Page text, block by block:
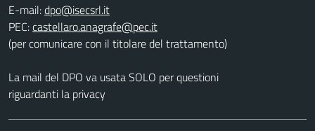
E-mail:
PEC:
(per comunicare con il titolare del trattamento)
La mail del DPO va usata SOLO per questioni
riguardanti la privacy